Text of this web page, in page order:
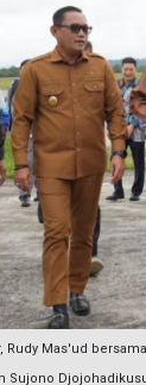
Rudy Mas'ud
Sujono